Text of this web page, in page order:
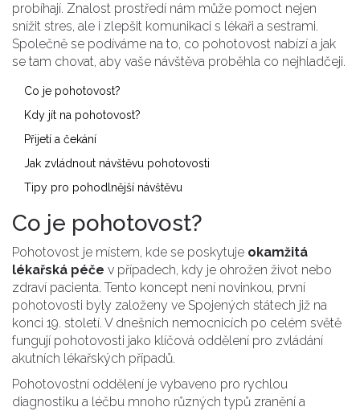
probíhají. Znalost prostředí nám může pomoct nejen
snížit stres, ale i zlepšit komunikaci s lékaři a sestrami.
Společně se podíváme na to, co pohotovost nabízí a jak
se tam chovat, aby vaše návštěva proběhla co nejhladčeji.
Co je pohotovost?
Kdy jít na pohotovost?
Přijetí a čekání
Jak zvládnout návštěvu pohotovosti
Tipy pro pohodlnější návštěvu
Co je pohotovost?
Pohotovost je místem, kde se poskytuje okamžitá
lékařská péče v případech, kdy je ohrožen život nebo
zdraví pacienta. Tento koncept není novinkou, první
pohotovosti byly založeny ve Spojených státech již na
konci 19. století. V dnešních nemocnicích po celém světě
fungují pohotovosti jako klíčová oddělení pro zvládání
akutních lékařských případů.
Pohotovostní oddělení je vybaveno pro rychlou
diagnostiku a léčbu mnoho různých typů zranění a